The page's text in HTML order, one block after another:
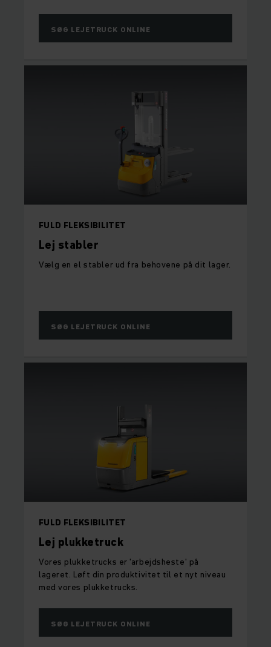
SØG LEJETRUCK ONLINE
FULD FLEKSIBILITET
Lej stabler
Vælg en el stabler ud fra behovene på dit lager.
SØG LEJETRUCK ONLINE
FULD FLEKSIBILITET
Lej plukketruck
Vores plukketrucks er 'arbejdsheste' på
lageret. Løft din produktivitet til et nyt niveau
med vores plukketrucks.
SØG LEJETRUCK ONLINE